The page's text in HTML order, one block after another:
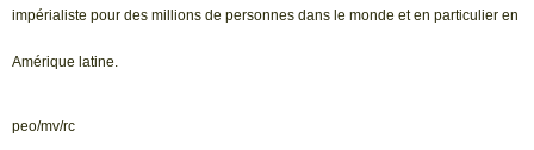
impérialiste pour des millions de personnes dans le monde et en particulier en
Amérique latine.
peo/mv/rc